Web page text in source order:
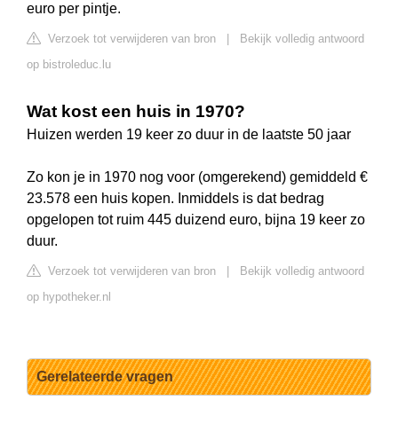
euro per pintje.
Verzoek tot verwijderen van bron
Bekijk volledig antwoord
op bistroleduc.lu
Wat kost een huis in 1970?
Huizen werden 19 keer zo duur in de laatste 50 jaar
Zo kon je in 1970 nog voor (omgerekend) gemiddeld €
23.578 een huis kopen. Inmiddels is dat bedrag
opgelopen tot ruim 445 duizend euro, bijna 19 keer zo
duur.
Verzoek tot verwijderen van bron
Bekijk volledig antwoord
op hypotheker.nl
Gerelateerde vragen